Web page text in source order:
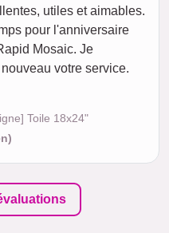
utiles et aimables.
pour l'anniversaire
Mosaic. Je
votre service.
Toile 18x24"